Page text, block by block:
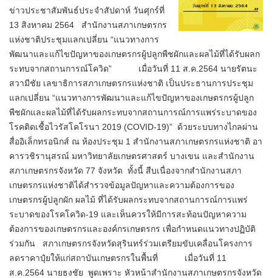
ข่าวประชาสัมพันธ์ประจำสัปดาห์ วันศุกร์ที่
13 สิงหาคม 2564 สำนักงานสภาเกษตรกร
แห่งชาติประชุมแลกเปลี่ยน “แนวทางการ
พัฒนาและแก้ไขปัญหาของเกษตรกรผู้ปลูกพืชผักและผลไม้ที่ได้รับผลก
ระทบจากสถานการณ์โควิด” เมื่อวันที่ 11 ส.ค.2564 นายรัตนะ
สวามีชัย เลขาธิการสภาเกษตรกรแห่งชาติ เป็นประธานการประชุม
แลกเปลี่ยน “แนวทางการพัฒนาและแก้ไขปัญหาของเกษตรกรผู้ปลูก
พืชผักและผลไม้ที่ได้รับผลกระทบจากสถานการณ์การแพร่ระบาดของ
โรคติดเชื้อไวรัสโคโรนา 2019 (COVID-19)” ด้วยระบบทางไกลผ่าน
สื่ออิเล็กทรอนิกส์ ณ ห้องประชุม 1 สำนักงานสภาเกษตรกรแห่งชาติ อา
คารวชิรานุสรณ์ มหาวิทยาลัยเกษตรศาสตร์ บางเขน และสำนักงาน
สภาเกษตรกรจังหวัด 77 จังหวัด ทั้งนี้ สืบเนื่องจากสำนักงานสภา
เกษตรกรแห่งชาติได้สำรวจข้อมูลปัญหาและความต้องการของ
เกษตรกรผู้ปลูกผัก ผลไม้ ที่ได้รับผลกระทบจากสถานการณ์การแพร่
ระบาดของโรคโควิด-19 และเห็นควรให้มีการสะท้อนปัญหาความ
ต้องการของเกษตรกรและองค์กรเกษตรกร เพื่อกำหนดแนวทางปฏิบัติ
ร่วมกัน สภาเกษตรกรจังหวัดสุรินทร์ร่วมเตรียมขับเคลื่อนโครงการ
ลดราคาปุ๋ยให้แก่สถาบันเกษตรกรในพื้นที่ เมื่อวันที่ 11
ส.ค.2564 นายธงชัย พูดเพราะ หัวหน้าสำนักงานสภาเกษตรกรจังหวัด